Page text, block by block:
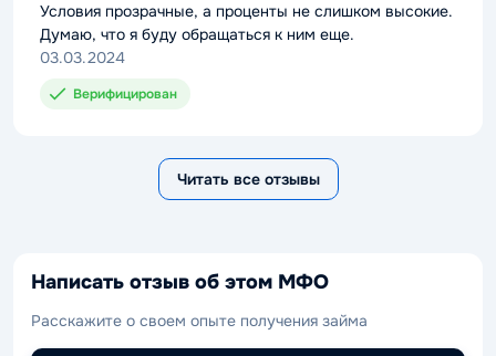
Условия прозрачные, а проценты не слишком высокие.
Думаю, что я буду обращаться к ним еще.
03.03.2024
Верифицирован
Читать все отзывы
Написать отзыв об этом МФО
Расскажите о своем опыте получения займа